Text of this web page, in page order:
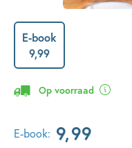
E-book
9,99
Op voorraad
E-book: 9,99